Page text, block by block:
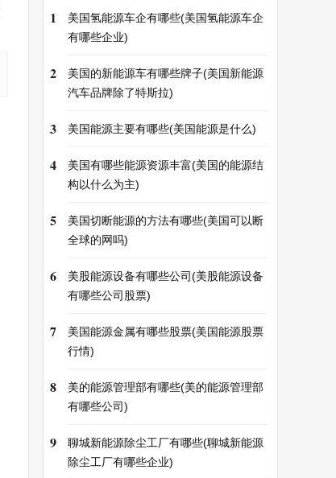
1
美国氢能源车企有哪些(美国氢能源车企
有哪些企业)
2
美国的新能源车有哪些牌子(美国新能源
汽车品牌除了特斯拉)
3 美国能源主要有哪些(美国能源是什么)
4
美国有哪些能源资源丰富(美国的能源结
构以什么为主)
5
美国切断能源的方法有哪些(美国可以断
全球的网吗)
6
美股能源设备有哪些公司(美股能源设备
有哪些公司股票)
7
美国能源金属有哪些股票(美国能源股票
行情)
8
美的能源管理部有哪些(美的能源管理部
有哪些公司)
9
聊城新能源除尘工厂有哪些(聊城新能源
除尘工厂有哪些企业)